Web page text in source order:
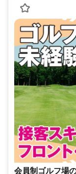
会員制ゴルフ場